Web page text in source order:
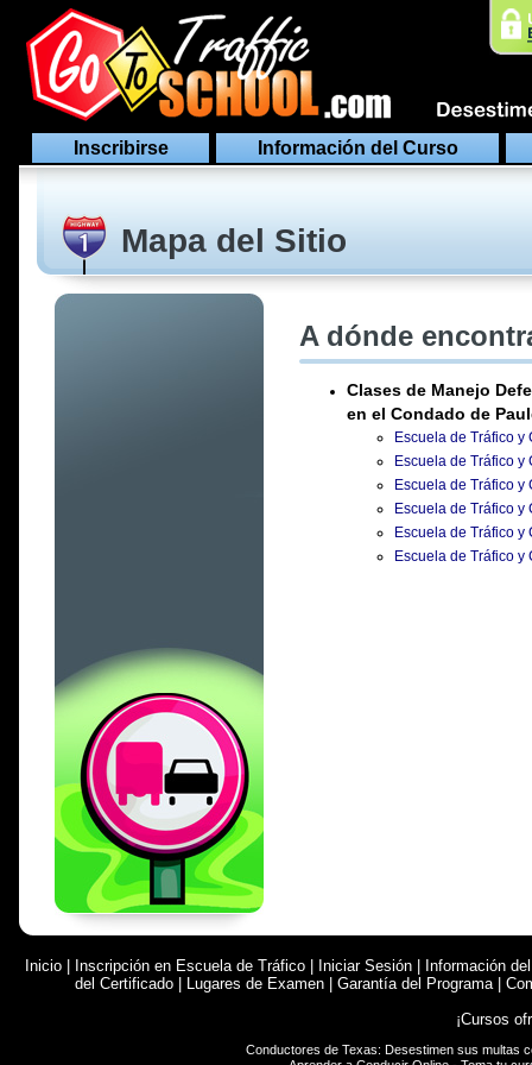
Inscribirse Información del Curso
Mapa del Sitio
A dónde
Clases de Manejo
en el Condado de
Escuela de Tráfico y
Escuela de Tráfico
Escuela de Tráfico
Escuela de Tráfico
Escuela de Tráfico
Escuela de Tráfico
Inicio Inscripción en Escuela de Tráfico Iniciar Sesión
Información
del Certificado
Lugares de Examen Garantía del Programa|
¡Cursos
Conductores de Texas: Desestimen sus multas